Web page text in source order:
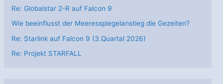
Re: Globalstar 2-R auf Falcon 9
Wie beeinflusst der Meeresspiegelanstieg die Gezeiten?
Re: Starlink auf Falcon 9 (3.Quartal 2026)
Re: Projekt STARFALL